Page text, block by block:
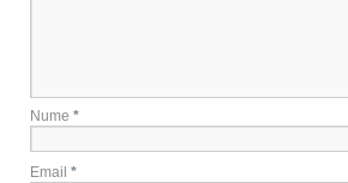
Nume *
Email *